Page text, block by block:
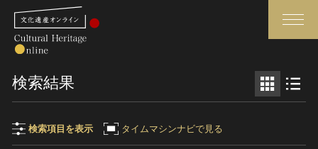
さらに詳細検索
検索結果
検索項目を表示 タイムマシンナビで見る